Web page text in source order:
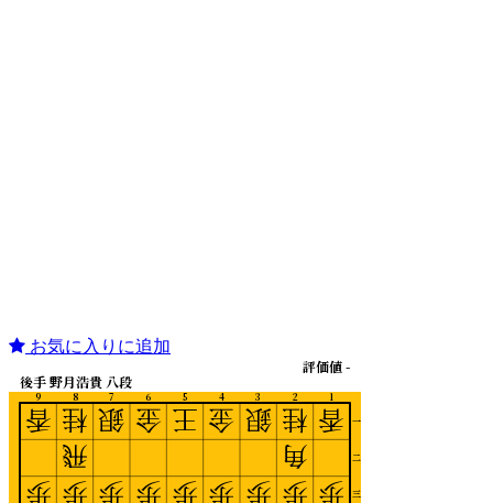
お気に入りに追加
1
2
3
4
5
6
7
8
9
一
二
三
後手 野月浩貴 八段
評価値 -
香
歩
桂
角
歩
銀
歩
金
歩
王
歩
金
歩
銀
歩
桂
飛
歩
香
歩